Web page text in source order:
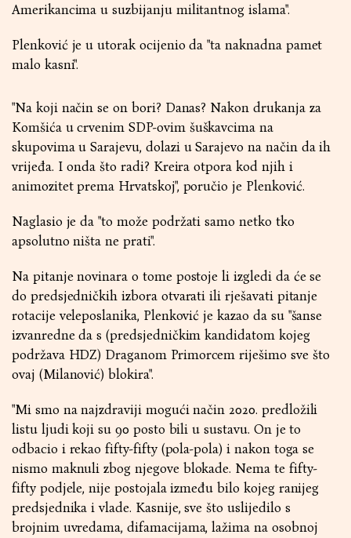
Amerikancima u suzbijanju militantnog islama".
Plenković je u utorak ocijenio da "ta naknadna pamet
malo kasni".
"Na koji način se on bori? Danas? Nakon drukanja za
Komšića u crvenim SDP-ovim šuškavcima na
skupovima u Sarajevu, dolazi u Sarajevo na način da ih
vrijeđa. I onda što radi? Kreira otpora kod njih i
animozitet prema Hrvatskoj", poručio je Plenković.
Naglasio je da "to može podržati samo netko tko
apsolutno ništa ne prati".
Na pitanje novinara o tome postoje li izgledi da će se
do predsjedničkih izbora otvarati ili rješavati pitanje
rotacije veleposlanika, Plenković je kazao da su "šanse
izvanredne da s (predsjedničkim kandidatom kojeg
podržava HDZ) Draganom Primorcem riješimo sve što
ovaj (Milanović) blokira".
"Mi smo na najzdraviji mogući način 2020. predložili
listu ljudi koji su 90 posto bili u sustavu. On je to
odbacio i rekao fifty-fifty (pola-pola) i nakon toga se
nismo maknuli zbog njegove blokade. Nema te fifty-
fifty podjele, nije postojala između bilo kojeg ranijeg
predsjednika i vlade. Kasnije, sve što uslijedilo s
brojnim uvredama, difamacijama, lažima na osobnoj